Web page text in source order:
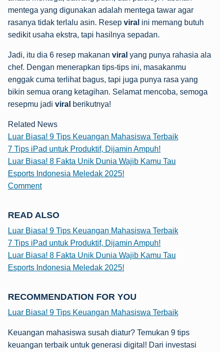
mentega yang digunakan adalah mentega tawar agar
rasanya tidak terlalu asin. Resep viral ini memang butuh
sedikit usaha ekstra, tapi hasilnya sepadan.
Jadi, itu dia 6 resep makanan viral yang punya rahasia ala
chef. Dengan menerapkan tips-tips ini, masakanmu
enggak cuma terlihat bagus, tapi juga punya rasa yang
bikin semua orang ketagihan. Selamat mencoba, semoga
resepmu jadi viral berikutnya!
Related News
Luar Biasa! 9 Tips Keuangan Mahasiswa Terbaik
7 Tips iPad untuk Produktif, Dijamin Ampuh!
Luar Biasa! 8 Fakta Unik Dunia Wajib Kamu Tau
Esports Indonesia Meledak 2025!
Comment
READ ALSO
Luar Biasa! 9 Tips Keuangan Mahasiswa Terbaik
7 Tips iPad untuk Produktif, Dijamin Ampuh!
Luar Biasa! 8 Fakta Unik Dunia Wajib Kamu Tau
Esports Indonesia Meledak 2025!
RECOMMENDATION FOR YOU
Luar Biasa! 9 Tips Keuangan Mahasiswa Terbaik
Keuangan mahasiswa susah diatur? Temukan 9 tips
keuangan terbaik untuk generasi digital! Dari investasi